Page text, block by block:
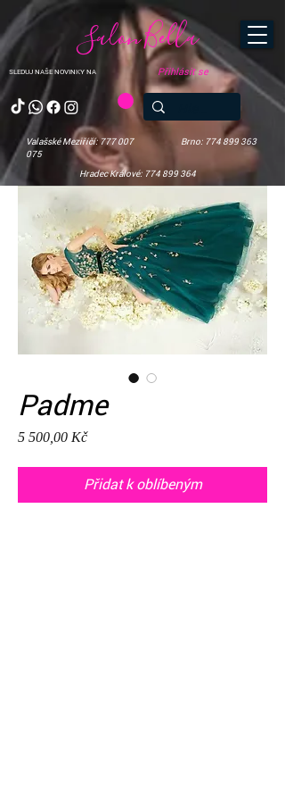
SLEDUJ NAŠE NOVINKY NA
Salon Bella
Valašské Meziříčí: 777 007
075
Brno: 774 899 363
Hradec Králové: 774 899 364
Přihlásit se
Padme
5 500,00 KčCena
Přidat k oblíbeným